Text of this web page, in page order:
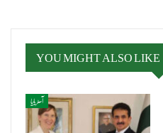
YOU MIGHT ALSO LIKE
آسٹریلیا